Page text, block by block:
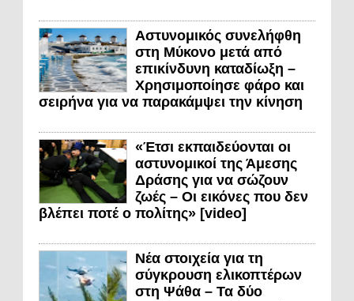
Αστυνομικός συνελήφθη
στη Μύκονο μετά από
επικίνδυνη καταδίωξη –
Χρησιμοποίησε φάρο και
σειρήνα για να παρακάμψει την κίνηση
«Έτσι εκπαιδεύονται οι
αστυνομικοί της Άμεσης
Δράσης για να σώζουν
ζωές – Οι εικόνες που δεν
βλέπει ποτέ ο πολίτης» [video]
Νέα στοιχεία για τη
σύγκρουση ελικοπτέρων
στη Ψάθα – Τα δύο